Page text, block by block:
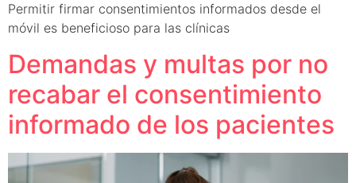
Permitir firmar consentimientos informados desde el
móvil es beneficioso para las clínicas
Demandas y multas por no
recabar el consentimiento
informado de los pacientes